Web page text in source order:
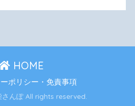
HOME
ポリシー・免責事項
んぽ All rights reserved.